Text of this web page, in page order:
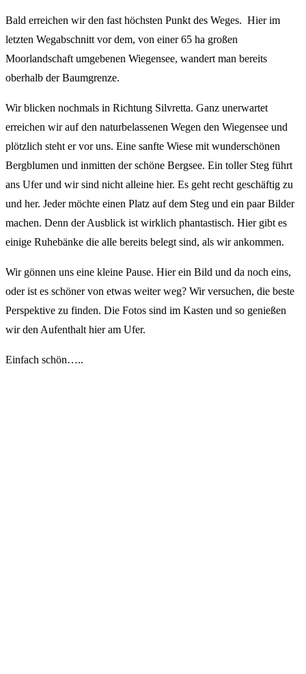
Bald erreichen wir den fast höchsten Punkt des Weges. Hier im
letzten Wegabschnitt vor dem, von einer 65 ha großen
Moorlandschaft umgebenen Wiegensee, wandert man bereits
oberhalb der Baumgrenze.
Wir blicken nochmals in Richtung Silvretta. Ganz unerwartet
erreichen wir auf den naturbelassenen Wegen den Wiegensee und
plötzlich steht er vor uns. Eine sanfte Wiese mit wunderschönen
Bergblumen und inmitten der schöne Bergsee. Ein toller Steg führt
ans Ufer und wir sind nicht alleine hier. Es geht recht geschäftig zu
und her. Jeder möchte einen Platz auf dem Steg und ein paar Bilder
machen. Denn der Ausblick ist wirklich phantastisch. Hier gibt es
einige Ruhebänke die alle bereits belegt sind, als wir ankommen.
Wir gönnen uns eine kleine Pause. Hier ein Bild und da noch eins,
oder ist es schöner von etwas weiter weg? Wir versuchen, die beste
Perspektive zu finden. Die Fotos sind im Kasten und so genießen
wir den Aufenthalt hier am Ufer.
Einfach schön…..